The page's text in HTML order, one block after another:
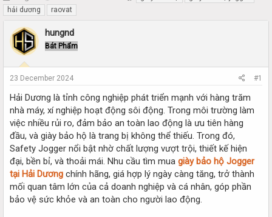
h
r
e
a
d
a
e
r
t
a
r
t
d
e
hải dương
raovat
hungnd
Bát Phẩm
23 December 2024 #1
Hải Dương là tỉnh công nghiệp phát triển mạnh với hàng trăm
nhà máy, xí nghiệp hoạt động sôi động. Trong môi trường làm
việc nhiều rủi ro, đảm bảo an toàn lao động là ưu tiên hàng
đầu, và giày bảo hộ là trang bị không thể thiếu. Trong đó,
Safety Jogger nổi bật nhờ chất lượng vượt trội, thiết kế hiện
đại, bền bỉ, và thoải mái. Nhu cầu tìm mua giày bảo hộ Jogger
tại Hải Dương chính hãng, giá hợp lý ngày càng tăng, trở thành
mối quan tâm lớn của cả doanh nghiệp và cá nhân, góp phần
bảo vệ sức khỏe và an toàn cho người lao động.